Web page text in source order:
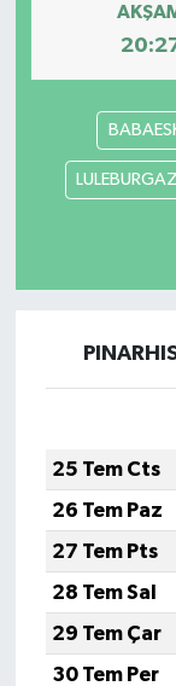
LULEBURGAZ
25 Tem Cts
26 Tem Paz
27 Tem Pts
28 Tem Sal
29 Tem Çar
30 Tem Per